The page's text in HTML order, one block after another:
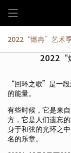
2022“燃冉”艺术
2022“
“回环之歌”是一
的能量。
有些时候，它是来
方，它是人们遗忘
身于和弦的光环之
名的乐章。